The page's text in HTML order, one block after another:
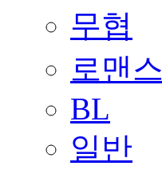
무협
로맨스
BL
일반